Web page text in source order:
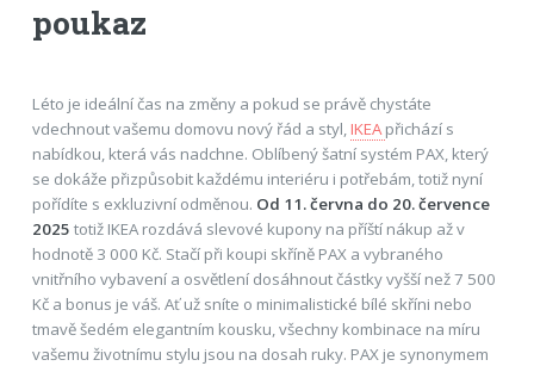
poukaz
Léto je ideální čas na změny a pokud se právě chystáte
vdechnout vašemu domovu nový řád a styl,IKEApřichází s
nabídkou, která vás nadchne. Oblíbený šatní systém PAX, který
se dokáže přizpůsobit každému interiéru i potřebám, totiž nyní
pořídíte s exkluzivní odměnou. Od 11. června do 20. července
2025 totiž IKEA rozdává slevové kupony na příští nákup až v
hodnotě 3 000 Kč. Stačí při koupi skříně PAX a vybraného
vnitřního vybavení a osvětlení dosáhnout částky vyšší než 7 500
Kč a bonus je váš. Ať už sníte o minimalistické bílé skříni nebo
tmavě šedém elegantním kousku, všechny kombinace na míru
vašemu životnímu stylu jsou na dosah ruky. PAX je synonymem